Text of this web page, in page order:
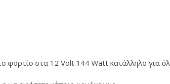
φορτίο στα 12 Volt 144 Watt κατάλληλο για